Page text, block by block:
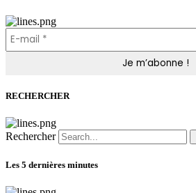
RECHERCHER
Rechercher
Les 5 dernières minutes